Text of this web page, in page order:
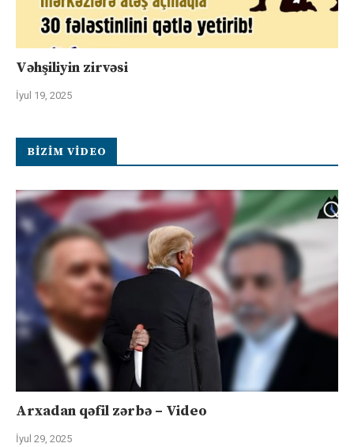
Vəhşiliyin zirvəsi
İyul 19, 2025
BIZIM VIDEO
Arxadan qəfil zərbə – Video
İyul 29, 2025